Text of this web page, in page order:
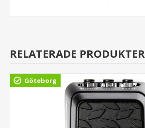
RELATERADE PRODUKTER
Göteborg